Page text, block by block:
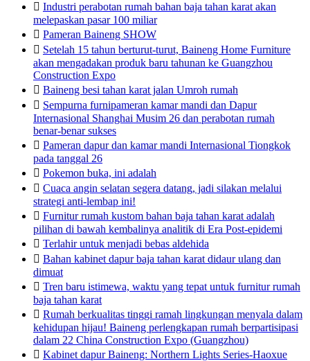
 Industri perabotan rumah bahan baja tahan karat akan
melepaskan pasar 100 miliar
 Pameran Baineng SHOW
 Setelah 15 tahun berturut-turut, Baineng Home Furniture
akan mengadakan produk baru tahunan ke Guangzhou
Construction Expo
 Baineng besi tahan karat jalan Umroh rumah
 Sempurna furnipameran kamar mandi dan Dapur
Internasional Shanghai Musim 26 dan perabotan rumah
benar-benar sukses
 Pameran dapur dan kamar mandi Internasional Tiongkok
pada tanggal 26
 Pokemon buka, ini adalah
 Cuaca angin selatan segera datang, jadi silakan melalui
strategi anti-lembap ini!
 Furnitur rumah kustom bahan baja tahan karat adalah
pilihan di bawah kembalinya analitik di Era Post-epidemi
 Terlahir untuk menjadi bebas aldehida
 Bahan kabinet dapur baja tahan karat didaur ulang dan
dimuat
 Tren baru istimewa, waktu yang tepat untuk furnitur rumah
baja tahan karat
 Rumah berkualitas tinggi ramah lingkungan menyala dalam
kehidupan hijau! Baineng perlengkapan rumah berpartisipasi
dalam 22 China Construction Expo (Guangzhou)
 Kabinet dapur Baineng: Northern Lights Series-Haoxue